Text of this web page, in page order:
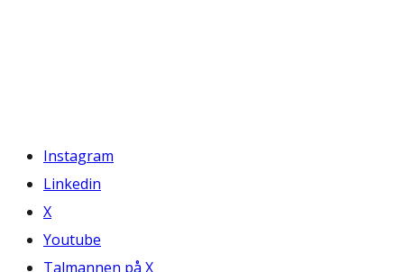
Instagram
Linkedin
X
Youtube
Talmannen på X